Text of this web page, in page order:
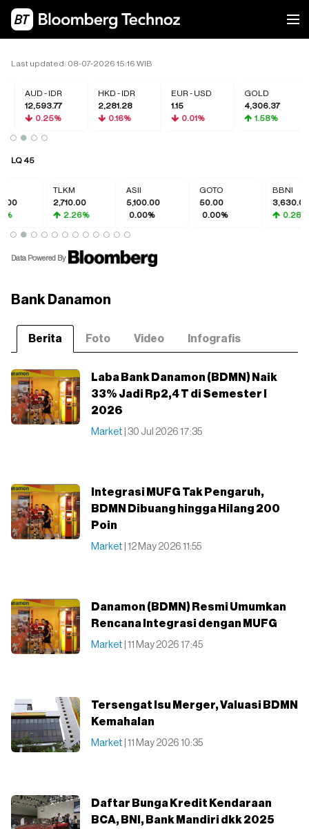
Last updated: 08-07-2026 15:16 WIB
AUD - IDR
12,593.77
0.25%
HKD - IDR
2,281.28
0.16%
EUR - USD
1.15
0.01%
GOLD
4,306.37
1.58%
LQ 45
TLKM
2,710.00
2.26%
5,100.00
0.00%
GOTO
50.00
0.00%
BBNI
3,630.00
0.28%
Data Powered By
Bank Danamon
Berita Foto Video Infografis
Laba Bank Danamon (BDMN) Naik
33% Jadi Rp2,4 T di Semester I
2026
Market | 30 Jul 2026 17:35
Integrasi MUFG Tak Pengaruh,
BDMN Dibuang hingga Hilang 200
Poin
Market | 12 May 2026 11:55
Danamon (BDMN) Resmi Umumkan
Rencana Integrasi dengan MUFG
Market | 11 May 2026 17:45
Tersengat Isu Merger, Valuasi BDMN
Kemahalan
Market | 11 May 2026 10:35
Daftar Bunga Kredit Kendaraan
BCA, BNI, Bank Mandiri dkk 2025